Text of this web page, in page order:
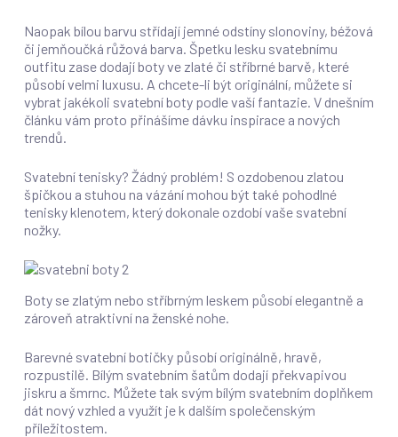
Naopak bílou barvu střídají jemné odstíny slonoviny, béžová
či jemňoučká růžová barva. Špetku lesku svatebnímu
outfitu zase dodají boty ve zlaté či stříbrné barvě, které
působí velmi luxusu. A chcete-li být originální, můžete si
vybrat jakékoli svatební boty podle vaší fantazie. V dnešním
článku vám proto přinášíme dávku inspirace a nových
trendů.
Svatební tenisky? Žádný problém! S ozdobenou zlatou
špičkou a stuhou na vázání mohou být také pohodlné
tenisky klenotem, který dokonale ozdobí vaše svatební
nožky.
Boty se zlatým nebo stříbrným leskem působí elegantně a
zároveň atraktivní na ženské nohe.
Barevné svatební botičky působí originálně, hravě,
rozpustilě. Bílým svatebním šatům dodají překvapivou
jiskru a šmrnc. Můžete tak svým bílým svatebním doplňkem
dát nový vzhled a využít je k dalším společenským
příležitostem.